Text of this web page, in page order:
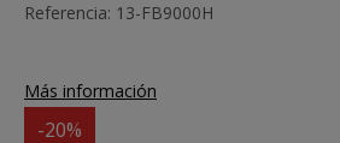
Referencia: 13-FB9000H
Más información
-20%